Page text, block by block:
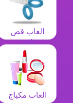
العاب قص
شعر
العاب مكياج